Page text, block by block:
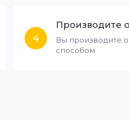
4
Производите
Вы производите
способом